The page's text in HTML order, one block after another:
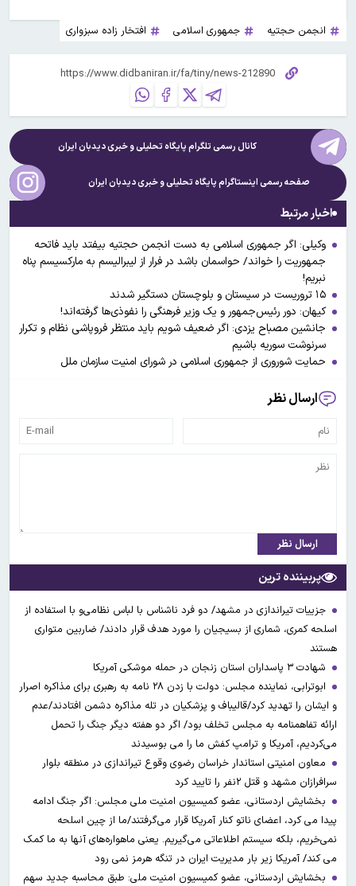
انجمن حجتیه جمهوری اسلامی افتخار زاده سبزواری
کانال رسمی تلگرام پایگاه تحلیلی و خبریدیدبان ایران
صفحه رسمی اینستاگرام پایگاه تحلیلی و خبریدیدبان ایران
اخبار مرتبط
وکیلی: اگر جمهوری اسلامی به دست انجمن حجتیه بیفتد باید فاتحه
جمهوریت را خواند/ حواسمان باشد در فرار از لیبرالیسم به مارکسیسم پناه
نبریم!
۱۵ تروریست در سیستان و بلوچستان دستگیر شدند
کیهان: دور رئیس‌جمهور و یک وزیر فرهنگی را نفوذی‌ها گرفته‌اند!
جانشین مصباح یزدی: اگر ضعیف شویم باید منتظر فروپاشی نظام و تکرار
سرنوشت سوریه باشیم
حمایت شوروری از جمهوری اسلامی در شورای امنیت سازمان ملل
ارسال نظر
ارسال نظر
پربیننده ترین
جزییات تیراندازی در مشهد/ دو فرد ناشناس با لباس نظامی‌و با استفاده از
اسلحه کمری، شماری از بسیجیان را مورد هدف قرار دادند/ ضاربین متواری
هستند
شهادت ۳ ‌پاسداران استان زنجان در حمله موشکی آمریکا
ابوترابی، نماینده مجلس: دولت با زدن ۲۸ نامه به رهبری برای مذاکره اصرار
و ایشان را تهدید کرد/قالیباف و پزشکیان در تله مذاکره دشمن افتادند/عدم
ارائه تفاهمنامه به مجلس تخلف بود/ اگر دو هفته دیگر جنگ را تحمل
می‌کردیم، آمریکا و ترامپ کفش ما را می بوسیدند
معاون امنیتی استاندار خراسان رضوی وقوع تیراندازی در منطقه بلوار
سرافرازان مشهد و قتل ۲نفر را تایید کرد
بخشایش اردستانی، عضو کمیسیون امنیت ملی مجلس: اگر جنگ ادامه
پیدا می کرد، اعضای ناتو کنار آمریکا قرار می‌گرفتند/ما از چین اسلحه
نمی‌خریم، بلکه سیستم اطلاعاتی می‌گیریم. یعنی ماهواره‌های آنها به ما کمک
می کند/ آمریکا زیر بار مدیریت ایران در تنگه هرمز نمی رود
بخشایش اردستانی، عضو کمیسیون امنیت ملی: طبق محاسبه جدید سهم